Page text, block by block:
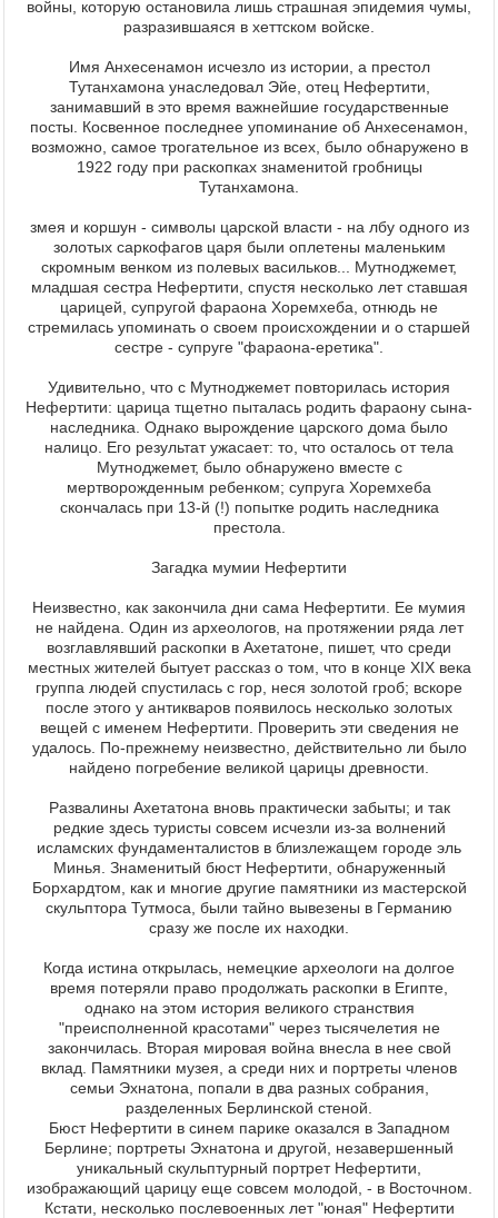
войны, которую остановила лишь страшная эпидемия чумы,
разразившаяся в хеттском войске.
Имя Анхесенамон исчезло из истории, а престол
Тутанхамона унаследовал Эйе, отец Нефертити,
занимавший в это время важнейшие государственные
посты. Косвенное последнее упоминание об Анхесенамон,
возможно, самое трогательное из всех, было обнаружено в
1922 году при раскопках знаменитой гробницы
Тутанхамона.
змея и коршун - символы царской власти - на лбу одного из
золотых саркофагов царя были оплетены маленьким
скромным венком из полевых васильков... Мутноджемет,
младшая сестра Нефертити, спустя несколько лет ставшая
царицей, супругой фараона Хоремхеба, отнюдь не
стремилась упоминать о своем происхождении и о старшей
сестре - супруге "фараона-еретика".
Удивительно, что с Мутноджемет повторилась история
Нефертити: царица тщетно пыталась родить фараону сына-
наследника. Однако вырождение царского дома было
налицо. Его результат ужасает: то, что осталось от тела
Мутноджемет, было обнаружено вместе с
мертворожденным ребенком; супруга Хоремхеба
скончалась при 13-й (!) попытке родить наследника
престола.
Загадка мумии Нефертити
Неизвестно, как закончила дни сама Нефертити. Ее мумия
не найдена. Один из археологов, на протяжении ряда лет
возглавлявший раскопки в Ахетатоне, пишет, что среди
местных жителей бытует рассказ о том, что в конце XIX века
группа людей спустилась с гор, неся золотой гроб; вскоре
после этого у антикваров появилось несколько золотых
вещей с именем Нефертити. Проверить эти сведения не
удалось. По-прежнему неизвестно, действительно ли было
найдено погребение великой царицы древности.
Развалины Ахетатона вновь практически забыты; и так
редкие здесь туристы совсем исчезли из-за волнений
исламских фундаменталистов в близлежащем городе эль
Минья. Знаменитый бюст Нефертити, обнаруженный
Борхардтом, как и многие другие памятники из мастерской
скульптора Тутмоса, были тайно вывезены в Германию
сразу же после их находки.
Когда истина открылась, немецкие археологи на долгое
время потеряли право продолжать раскопки в Египте,
однако на этом история великого странствия
"преисполненной красотами" через тысячелетия не
закончилась. Вторая мировая война внесла в нее свой
вклад. Памятники музея, а среди них и портреты членов
семьи Эхнатона, попали в два разных собрания,
разделенных Берлинской стеной.
Бюст Нефертити в синем парике оказался в Западном
Берлине; портреты Эхнатона и другой, незавершенный
уникальный скульптурный портрет Нефертити,
изображающий царицу еще совсем молодой, - в Восточном.
Кстати, несколько послевоенных лет "юная" Нефертити